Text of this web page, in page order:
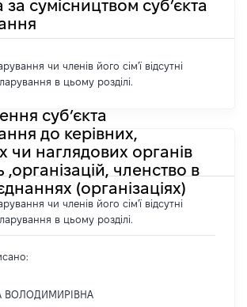
за сумісництвом суб’єкта
чи членів його сім'ї відсутні
в цьому розділі.
суб’єкта
до керівних,
чи наглядових органів
,організацій, членство в
(організаціях)
чи членів його сім'ї відсутні
в цьому розділі.
ВОЛОДИМИРІВНА